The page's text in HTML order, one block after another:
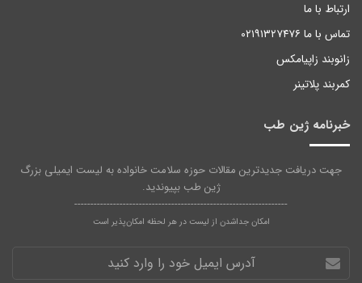
ارتباط با ما
تماس با ما ۰۲۱۹۱۳۲۷۴۷۶
زانوبند زاپیامکس
کمربند پلاتینر
خبرنامه ژین طب
جهت دریافت جدیدترین مقالات حوزه سلامت خانواده به لیست ایمیلی بزرگ
ژین طب بپیوندید.
------------------------------------------------------------------
امکان جداشدن از لیست در هر لحظه امکان‌پذیر است
ایمیل